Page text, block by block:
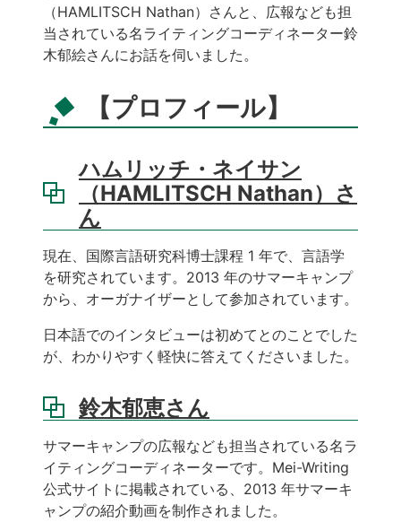
（HAMLITSCH Nathan）さんと、広報なども担
当されている名ライティングコーディネーター鈴
木郁絵さんにお話を伺いました。
【プロフィール】
ハムリッチ・ネイサン
（HAMLITSCH Nathan）さ
ん
現在、国際言語研究科博士課程 1 年で、言語学
を研究されています。2013 年のサマーキャンプ
から、オーガナイザーとして参加されています。
日本語でのインタビューは初めてとのことでした
が、わかりやすく軽快に答えてくださいました。
鈴木郁恵さん
サマーキャンプの広報なども担当されている名ラ
イティングコーディネーターです。Mei-Writing
公式サイトに掲載されている、2013 年サマーキ
ャンプの紹介動画を制作されました。